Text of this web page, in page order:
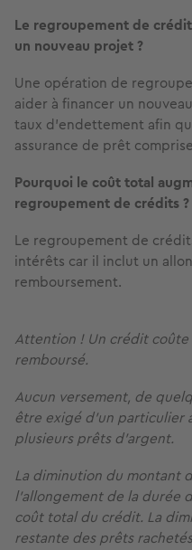
Le regroupement de
un nouveau projet ?
Une opération de
aider à financer un
taux d’endettement afin
assurance de prêt
Pourquoi le coût total
regroupement de crédits ?
Le regroupement de
intérêts car il inclut un
remboursement.
Attention ! Un crédit
remboursé.
Aucun versement, de
être exigé d’un particulier
plusieurs prêts d’argent.
La diminution du montant
l’allongement de la durée
coût total du crédit. La
restante des prêts